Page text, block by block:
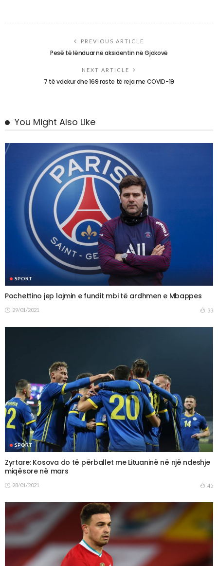
PREVIOUS ARTICLE
Pesë të lënduar në aksidentin në Gjakovë
NEXT ARTICLE
7 të vdekur dhe 169 raste të reja me COVID-19
You Might Also Like
SPORT
Pochettino jep lajmin e fundit mbi të ardhmen e Mbappes
29/01/2021 33
SPORT
Zyrtare: Kosova do të përballet me Lituaninë në një ndeshje
miqësore në mars
28/01/2021 45